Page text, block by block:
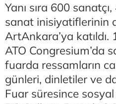
Yanı sıra 600
sanat inisiyatiflerinin
ArtAnkara’ya
ATO Congresium’da
fuarda ressamların
günleri, dinletiler ve
Fuar süresince